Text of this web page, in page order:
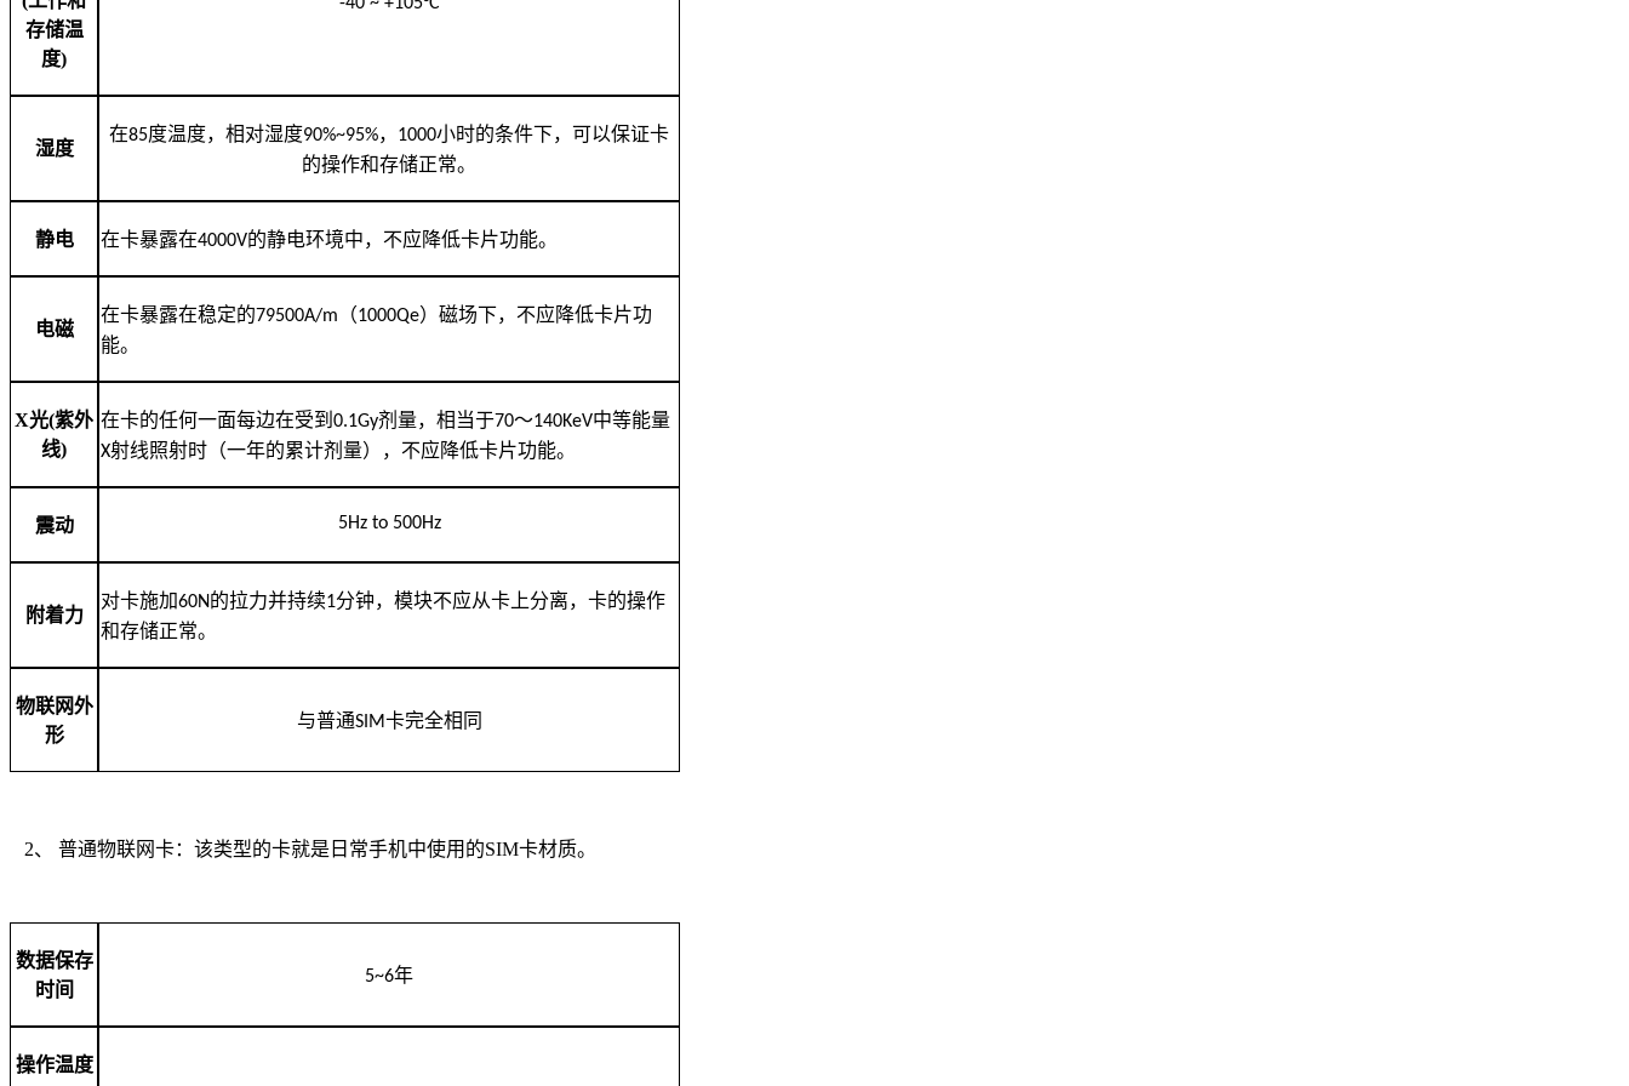
存储温
度)
-40 ~ +105°C
湿度
在85度温度，相对湿度90%~95%， 1000小时的条件下，可以保证卡
的操作和存储正常。
静电 在卡暴露在4000V的静电环境中，不应降低卡片功能。
电磁
在卡暴露在稳定的79500A/m （1000Qe）磁场下，不应降低卡片功
能。
X光(紫外
线)
在卡的任何一面每边在受到0.1Gy剂量，相当于70～140KeV中等能量
X射线照射时（一年的累计剂量），不应降低卡片功能。
震动 5Hz to 500Hz
附着力
对卡施加60N的拉力并持续1分钟，模块不应从卡上分离，卡的操作
和存储正常。
物联网外
形
与普通SIM卡完全相同
2、 普通物联网卡：该类型的卡就是日常手机中使用的SIM卡材质。
数据保存
时间
5~6年
操作温度